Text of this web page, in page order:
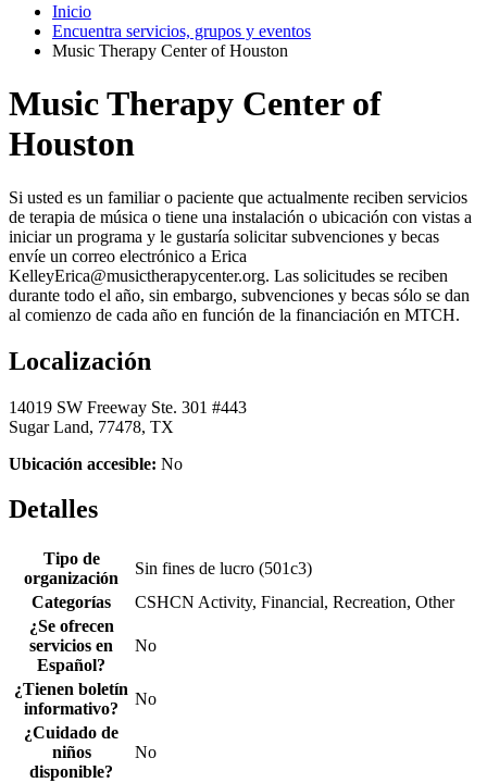
Inicio
Encuentra servicios, grupos y eventos
Music Therapy Center of Houston
Music Therapy Center of
Houston
Si usted es un familiar o paciente que actualmente reciben servicios
de terapia de música o tiene una instalación o ubicación con vistas a
iniciar un programa y le gustaría solicitar subvenciones y becas
envíe un correo electrónico a Erica
KelleyErica@musictherapycenter.org. Las solicitudes se reciben
durante todo el año, sin embargo, subvenciones y becas sólo se dan
al comienzo de cada año en función de la financiación en MTCH.
Localización
14019 SW Freeway Ste. 301 #443
Sugar Land, 77478, TX
Ubicación accesible: No
Detalles
Tipo de
organización
Sin fines de lucro (501c3)
Categorías
CSHCN Activity, Financial, Recreation, Other
¿Se ofrecen
servicios en
Español?
No
¿Tienen boletín
informativo?
No
¿Cuidado de
niños
disponible?
No